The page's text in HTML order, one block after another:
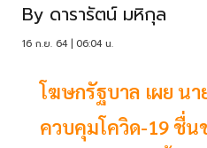
By ดารารัตน์ มหิกุล
16 ก.ย. 64 | 06:04 น.
โฆษกรัฐบาล เผย น
ควบคุมโควิด-19 ชื่